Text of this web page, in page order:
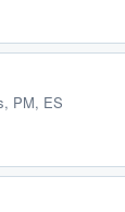
PM, ES